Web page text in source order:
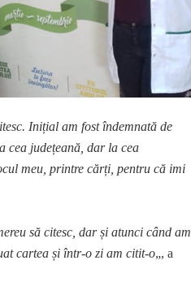
Inițial am fost îndemnată de
cea județeană, dar la cea
meu, printre cărți, pentru că imi
să citesc, dar și atunci când am
cartea și într-o zi am citit-o„, a